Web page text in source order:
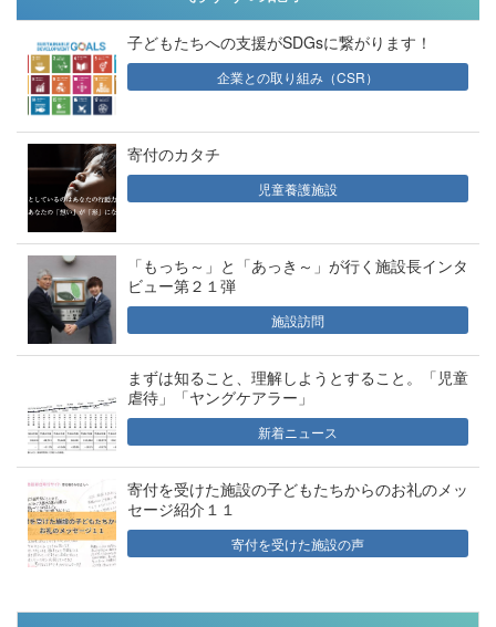
子どもたちへの支援がSDGsに繋がります！
企業との取り組み（CSR）
寄付のカタチ
児童養護施設
「もっち～」と「あっき～」が行く施設長インタ
ビュー第２１弾
施設訪問
まずは知ること、理解しようとすること。「児童
虐待」「ヤングケアラー」
新着ニュース
寄付を受けた施設の子どもたちからのお礼のメッ
セージ紹介１１
寄付を受けた施設の声